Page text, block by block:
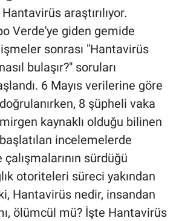
araştırılıyor.
Verde'ye giden gemide
sonrası "Hantavirüs
bulaşır?" soruları
6 Mayıs verilerine göre
8 şüpheli vaka
kaynaklı olduğu bilinen
incelemelerde
sürdüğü
otoriteleri süreci yakından
Hantavirüs nedir, insandan
ölümcül mü? İşte Hantavirüs